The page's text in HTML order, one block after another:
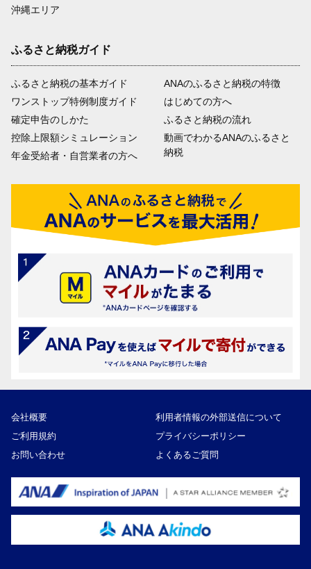
沖縄エリア
ふるさと納税ガイド
ふるさと納税の基本ガイド
ワンストップ特例制度ガイド
確定申告のしかた
控除上限額シミュレーション
年金受給者・自営業者の方へ
ANAのふるさと納税の特徴
はじめての方へ
ふるさと納税の流れ
動画でわかるANAのふるさと
納税
会社概要
利用者情報の外部送信について
ご利用規約
プライバシーポリシー
お問い合わせ
よくあるご質問